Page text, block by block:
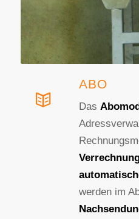
ABO
Das
werden im